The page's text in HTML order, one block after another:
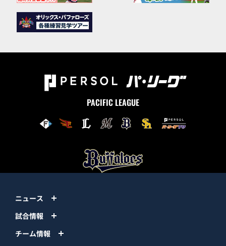
PACIFIC LEAGUE
ニュース
試合情報
チーム情報